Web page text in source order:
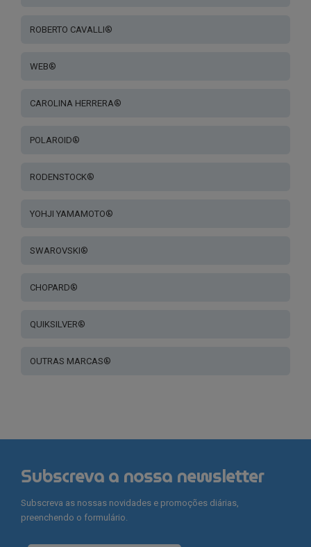
ROBERTO CAVALLI®
WEB®
CAROLINA HERRERA®
POLAROID®
RODENSTOCK®
YOHJI YAMAMOTO®
SWAROVSKI®
CHOPARD®
QUIKSILVER®
OUTRAS MARCAS®
Subscreva a nossa newsletter
Subscreva as nossas novidades e promoções diárias,
preenchendo o formulário.